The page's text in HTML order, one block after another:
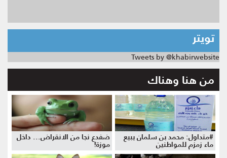
تويتر
Tweets by @khabirwebsite
من هنا وهناك
#متداول: محمد بن سلمان يبيع
ماء زمزم للمواطنين
ضفدع نجا من الانقراض... داخل
موزة!